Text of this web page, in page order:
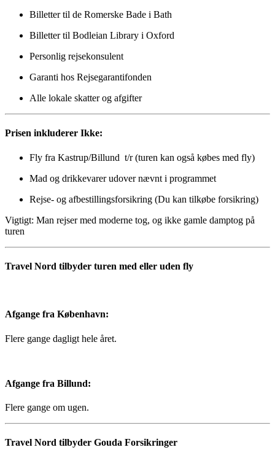
Billetter til de Romerske Bade i Bath
Billetter til Bodleian Library i Oxford
Personlig rejsekonsulent
Garanti hos Rejsegarantifonden
Alle lokale skatter og afgifter
Prisen inkluderer Ikke:
Fly fra Kastrup/Billund t/r (turen kan også købes med fly)
Mad og drikkevarer udover nævnt i programmet
Rejse- og afbestillingsforsikring (Du kan tilkøbe forsikring)
Vigtigt: Man rejser med moderne tog, og ikke gamle damptog på
turen
Travel Nord tilbyder turen med eller uden fly
Afgange fra København:
Flere gange dagligt hele året.
Afgange fra Billund:
Flere gange om ugen.
Travel Nord tilbyder Gouda Forsikringer